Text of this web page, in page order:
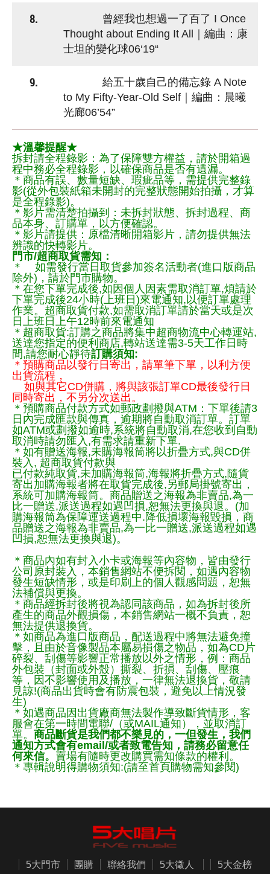
8.
曾經我也想過一了百了 I Once
Thought about Ending It All｜編曲：康
士坦的變化球06‘19“
9.
給五十歲自己的備忘錄 A Note
to My Fifty-Year-Old Self｜編曲：晨曦
光廊06’54”
★溫馨提醒★
拆封請全程錄影：為了保障雙方權益，請於開箱過
程中務必全程錄影，以確保商品是否有遺漏。
＊商品有誤、數量短缺、瑕疵品等，需提供完整錄
影(從外包裝紙箱未開封的完整狀態開始拍攝，才算
是全程錄影)。
＊影片需清楚拍攝到：未拆封狀態、拆封過程、商
品本身、訂購單，以方便確認。
＊影片請提供：原檔清晰開箱影片，請勿提供無法
辨識的快轉影片。
門市/超商取貨需知：
＊ 如需發行當日取貨參加簽名活動者(進口版商品
除外)，請於門市購物。
＊在您下單完成後,如因個人因素需取消訂單,煩請於
下單完成後24小時(上班日)來電通知,以便訂單處理
作業。超商取貨付款,如需取消訂單請於當天或是次
日上班日上午12時前來電通知
＊超商取貨:訂購之商品將集中超商物流中心轉運站,
送達您指定的便利商店,轉站送達需3-5天工作日時
間,請您耐心靜待訂購須知:
＊預購商品以發行日寄出，請單筆下單，以利方便
出貨流程，
如與其它CD併購，將與該張訂單CD最後發行日
同時寄出，不另分次送出。
＊預購商品付款方式如郵政劃撥與ATM：下單後請3
日內完成匯款與傳真，逾期將自動取消訂單。訂單
如ATM或劃撥如逾時,系統將自動取消,在您收到自動
取消時請勿匯入,有需求請重新下單.
＊如有贈送海報,未購海報筒將以折疊方式,與CD併
裝入, 超商取貨付款與
已付款純取貨,未加購海報筒,海報將折疊方式,隨貨
寄出加購海報者將在取貨完成後,另郵局掛號寄出，
系統可加購海報筒。商品贈送之海報為非賣品,為一
比一贈送,派送過程如遇凹損,恕無法更換與退。(加
購海報筒為保障運送過程中.降低損壞海報毀損，商
品贈送之海報為非賣品,為一比一贈送,派送過程如遇
凹損,恕無法更換與退)。
＊商品內如有封入小卡或海報等內容物，皆由發行
公司原封裝入，本銷售網站不便拆閱，如遇內容物
發生短缺情形，或是印刷上的個人觀感問題，恕無
法補償與更換。
＊商品經拆封後將視為認同該商品，如為拆封後所
產生的商品外觀損傷，本銷售網站一概不負責，恕
無法提供退換貨。
＊如商品為進口版商品，配送過程中將無法避免撞
擊，且由於音像製品本屬易損傷之物品，如為CD片
碎裂、刮傷等影響正常播放以外之情形，例：商品
外包裝（封面或外殼）撕裂、折損、刮傷、壓痕
等，因不影響使用及播放，一律無法退換貨，敬請
見諒!(商品出貨時會有防震包裝，避免以上情況發
生)
＊如遇商品因出貨廠商無法製作導致斷貨情形，客
服會在第一時間電聯/（或MAIL通知），並取消訂
單。 商品斷貨是我們都不樂見的，一但發生，我們
通知方式會有email/或者致電告知，請務必留意任
何來信。 賣場有隨時更改購買需知條款的權利。
＊專輯說明得購物須知:(請至首頁購物需知參閱)
5大門市 團購 聯絡我們 5大徵人 5大金榜